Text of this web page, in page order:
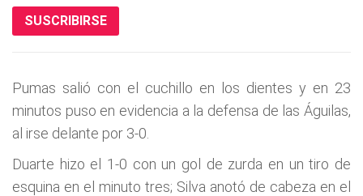
SUSCRIBIRSE
Pumas salió con el cuchillo en los dientes y en 23
minutos puso en evidencia a la defensa de las Águilas,
al irse delante por 3-0.
Duarte hizo el 1-0 con un gol de zurda en un tiro de
esquina en el minuto tres; Silva anotó de cabeza en el